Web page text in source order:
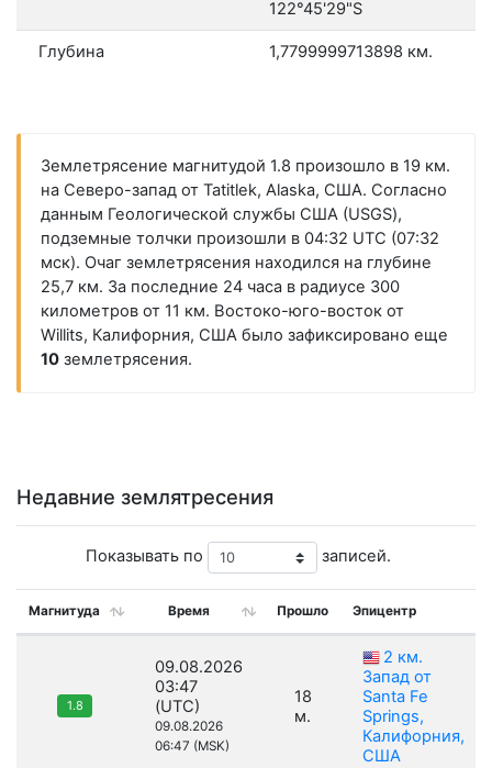
122°45'29"S
Глубина 1,7799999713898 км.
Землетрясение магнитудой 1.8 произошло в 19 км.
на Северо-запад от Tatitlek, Alaska, США. Согласно
данным Геологической службы США (USGS),
подземные толчки произошли в 04:32 UTC (07:32
мск). Очаг землетрясения находился на глубине
25,7 км. За последние 24 часа в радиусе 300
километров от 11 км. Востоко-юго-восток от
Willits, Калифорния, США было зафиксировано еще
10землетрясения.
Недавние землятресения
Показывать по записей.
Магнитуда Время Прошло Эпицентр
1.8
09.08.2026
03:47
(UTC)
09.08.2026
06:47 (MSK)
18
м.
2 км.
Запад от
Santa Fe
Springs,
Калифорния,
США